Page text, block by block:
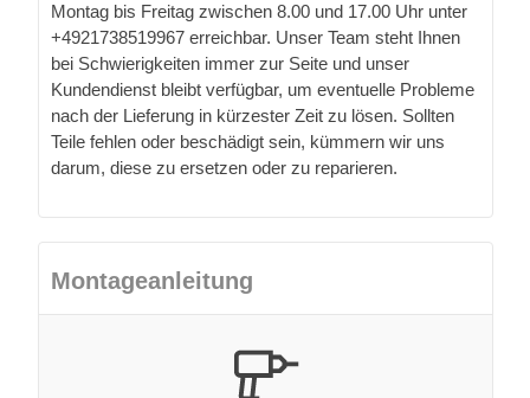
Montag bis Freitag zwischen 8.00 und 17.00 Uhr unter
+4921738519967 erreichbar. Unser Team steht Ihnen
bei Schwierigkeiten immer zur Seite und unser
Kundendienst bleibt verfügbar, um eventuelle Probleme
nach der Lieferung in kürzester Zeit zu lösen. Sollten
Teile fehlen oder beschädigt sein, kümmern wir uns
darum, diese zu ersetzen oder zu reparieren.
Montageanleitung